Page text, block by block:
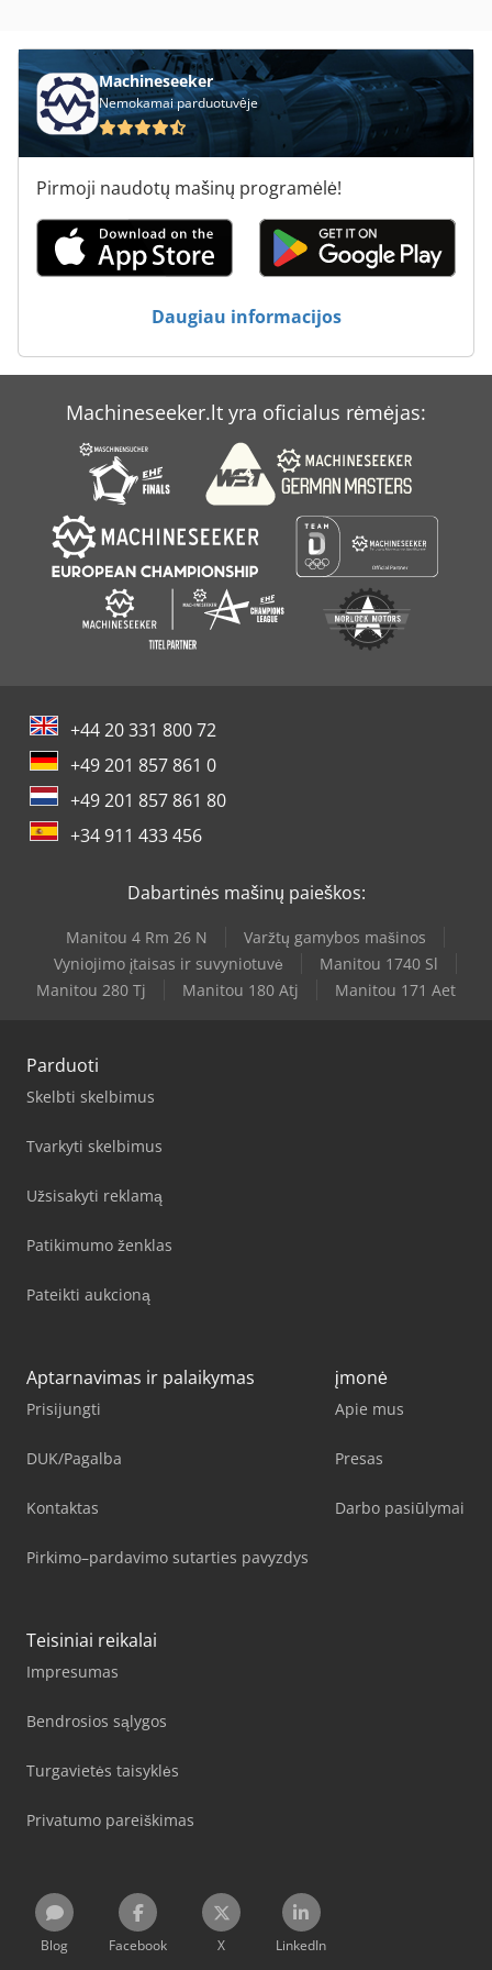
Machineseeker
Nemokamai parduotuvėje
Pirmoji naudotų mašinų programėlė!
Daugiau informacijos
Machineseeker.lt yra oficialus rėmėjas:
+44 20 331 800 72
+49 201 857 861 0
+49 201 857 861 80
+34 911 433 456
Dabartinės mašinų paieškos:
Manitou 4 Rm 26 N
Varžtų gamybos mašinos
Vyniojimo įtaisas ir suvyniotuvė
Manitou 1740 Sl
Manitou 280 Tj
Manitou 180 Atj Manitou 171 Aet
Parduoti
Skelbti skelbimus
Tvarkyti skelbimus
Užsisakyti reklamą
Patikimumo ženklas
Pateikti aukcioną
Aptarnavimas ir palaikymas
Prisijungti
DUK/Pagalba
Kontaktas
Pirkimo–pardavimo sutarties pavyzdys
įmonė
Apie mus
Presas
Darbo pasiūlymai
Teisiniai reikalai
Impresumas
Bendrosios sąlygos
Turgavietės taisyklės
Privatumo pareiškimas
Blog Facebook X LinkedIn